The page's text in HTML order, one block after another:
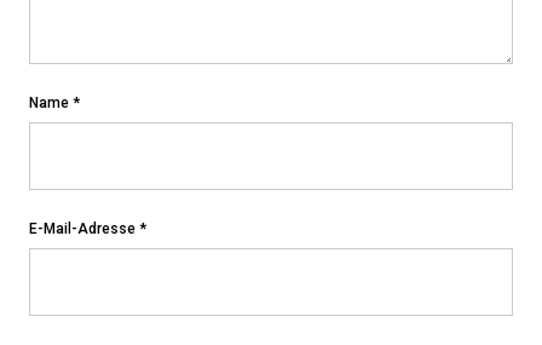
Name *
E-Mail-Adresse *